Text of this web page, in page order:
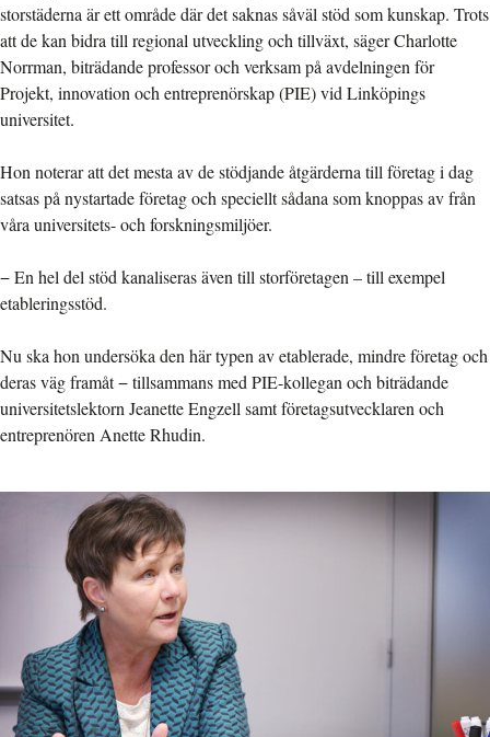
storstäderna är ett område där det saknas såväl stöd som kunskap. Trots
att de kan bidra till regional utveckling och tillväxt, säger Charlotte
Norrman, biträdande professor och verksam på avdelningen för
Projekt, innovation och entreprenörskap (PIE) vid Linköpings
universitet.
Hon noterar att det mesta av de stödjande åtgärderna till företag i dag
satsas på nystartade företag och speciellt sådana som knoppas av från
våra universitets- och forskningsmiljöer.
− En hel del stöd kanaliseras även till storföretagen – till exempel
etableringsstöd.
Nu ska hon undersöka den här typen av etablerade, mindre företag och
deras väg framåt − tillsammans med PIE-kollegan och biträdande
universitetslektorn Jeanette Engzell samt företagsutvecklaren och
entreprenören Anette Rhudin.